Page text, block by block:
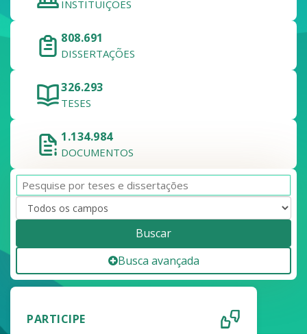
INSTITUIÇÕES
808.691
DISSERTAÇÕES
326.293
TESES
1.134.984
DOCUMENTOS
Buscar
Busca avançada
PARTICIPE